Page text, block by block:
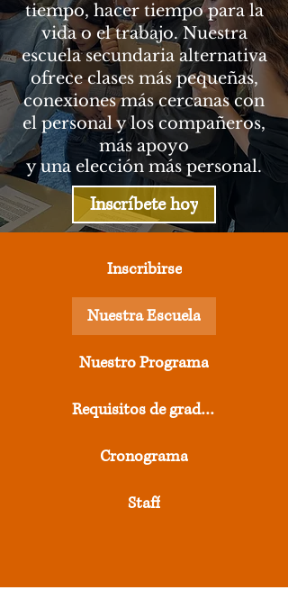
tiempo, hacer tiempo para la
vida o el trabajo. Nuestra
escuela secundaria alternativa
ofrece clases más pequeñas,
conexiones más cercanas con
el personal y los compañeros,
más apoyo
y una elección más personal.
Inscríbete hoy
Inscribirse
Nuestra Escuela
Nuestro Programa
Requisitos de graduación
Cronograma
Staff